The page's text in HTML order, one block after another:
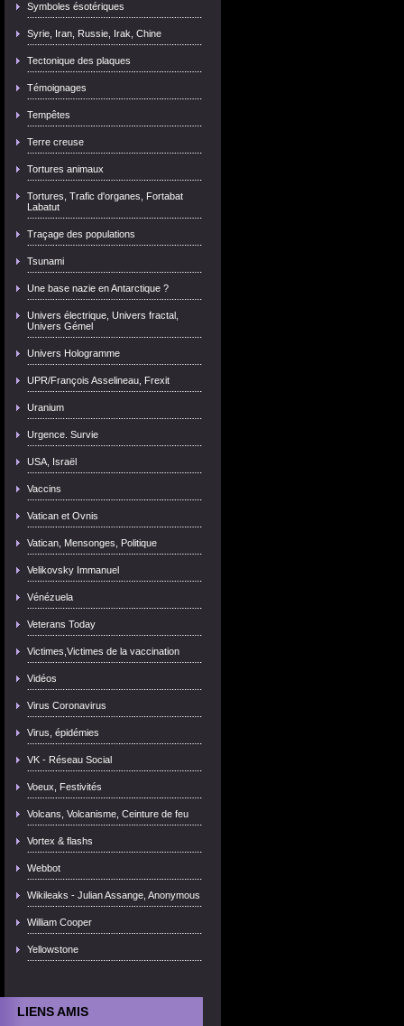
Symboles ésotériques
Syrie, Iran, Russie, Irak, Chine
Tectonique des plaques
Témoignages
Tempêtes
Terre creuse
Tortures animaux
Tortures, Trafic d'organes, Fortabat
Labatut
Traçage des populations
Tsunami
Une base nazie en Antarctique ?
Univers électrique, Univers fractal,
Univers Gémel
Univers Hologramme
UPR/François Asselineau, Frexit
Uranium
Urgence. Survie
USA, Israël
Vaccins
Vatican et Ovnis
Vatican, Mensonges, Politique
Velikovsky Immanuel
Vénézuela
Veterans Today
Victimes,Victimes de la vaccination
Vidéos
Virus Coronavirus
Virus, épidémies
VK - Réseau Social
Voeux, Festivités
Volcans, Volcanisme, Ceinture de feu
Vortex & flashs
Webbot
Wikileaks - Julian Assange, Anonymous
William Cooper
Yellowstone
LIENS AMIS